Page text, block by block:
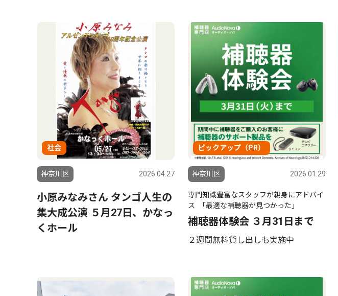
社会
神奈川区 2026.04.27
小原みなみさん タンゴ人生の
集大成公演 ５月27日、かなっ
くホール
ピックアップ（PR）
神奈川区 2026.01.29
専門知識豊富なスタッフが親身にアドバイ
ス ｢最適な補聴器が見つかった｣
補聴器体験会 ３月31日まで
２週間無料貸し出しも実施中